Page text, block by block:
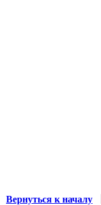
Вернуться к началу